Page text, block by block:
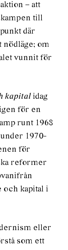
– att
till
där
nödläge; om
vunnit för
kapital idag
för en
runt 1968
1970-
för
reformer
och kapital i
eller
som ett